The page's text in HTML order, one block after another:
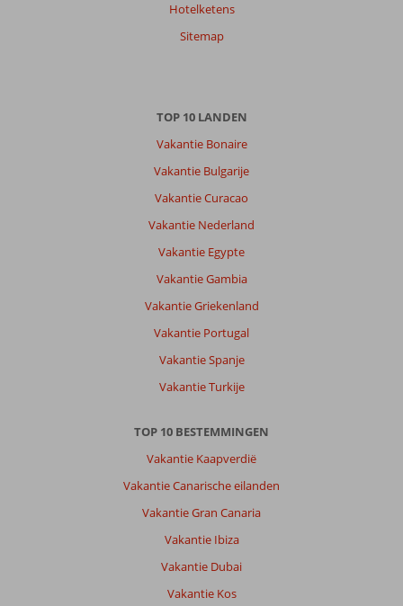
Hotelketens
Sitemap
TOP 10 LANDEN
Vakantie Bonaire
Vakantie Bulgarije
Vakantie Curacao
Vakantie Nederland
Vakantie Egypte
Vakantie Gambia
Vakantie Griekenland
Vakantie Portugal
Vakantie Spanje
Vakantie Turkije
TOP 10 BESTEMMINGEN
Vakantie Kaapverdië
Vakantie Canarische eilanden
Vakantie Gran Canaria
Vakantie Ibiza
Vakantie Dubai
Vakantie Kos